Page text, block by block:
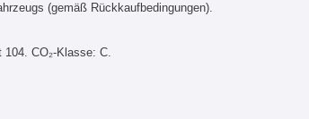
(gemäß Rückkaufbedingungen).
CO₂-Klasse: C.